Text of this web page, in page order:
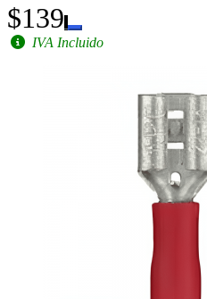
$139
IVA Incluido